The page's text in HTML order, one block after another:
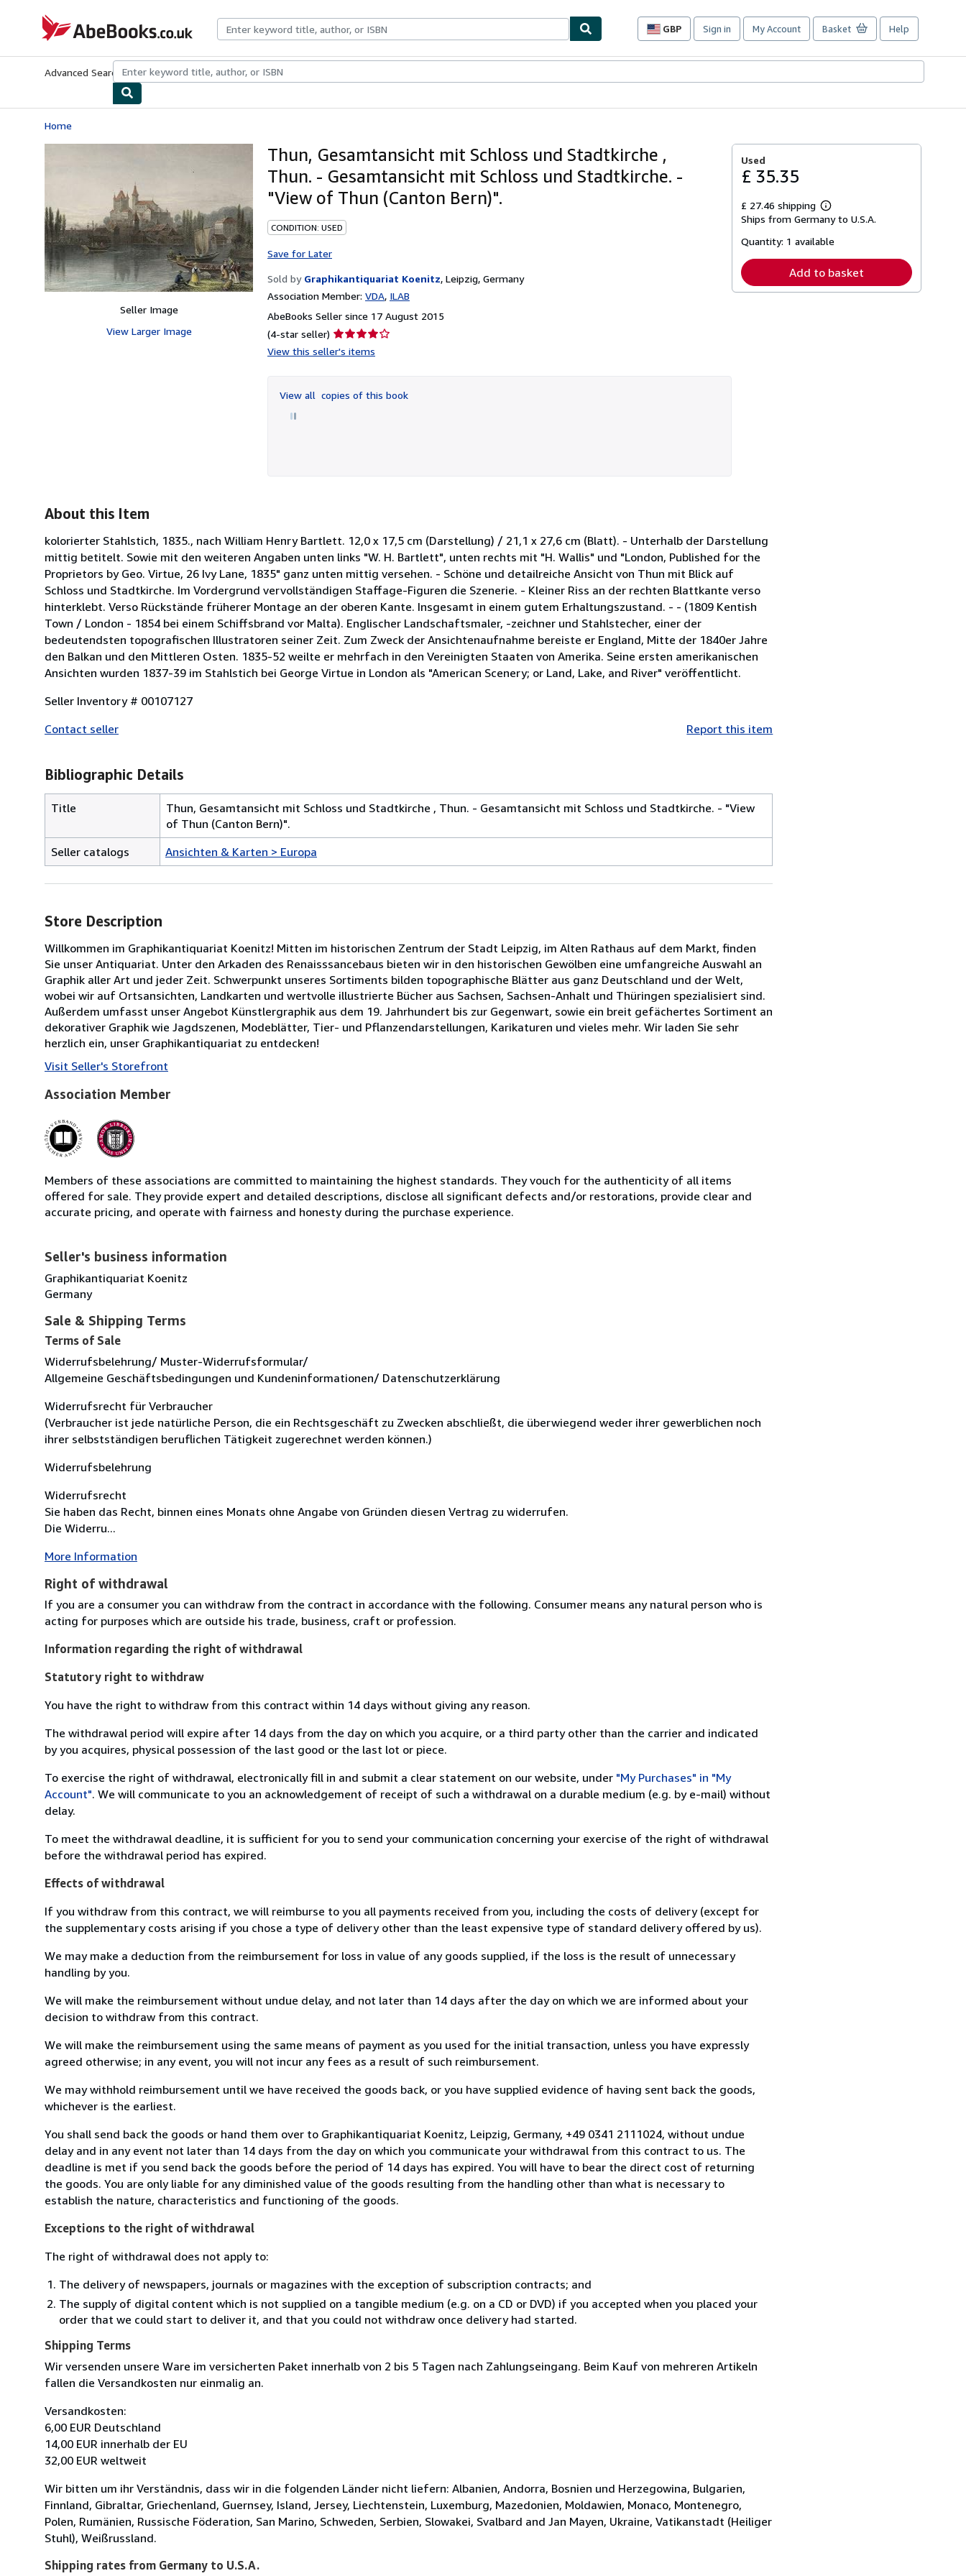
AbeBooks.co.uk
GBP
Site
preferences
Sign in My Account Basket Help
Advanced Search Browse CollectionsRare BooksArt & Collectables
Home
Seller Image
View Larger Image
Thun, Gesamtansicht mit Schloss und Stadtkirche ,
Thun. - Gesamtansicht mit Schloss und Stadtkirche. -
"View of Thun (Canton Bern)".
CONDITION: USED
Save for Later
Sold by Graphikantiquariat Koenitz, Leipzig, Germany
Association Member: VDA ILAB
AbeBooks Seller since 17 August 2015
(4-star seller) Seller
rating
of
5
View this seller's items
View all copies of this book
Used
£ 35.35
£ 27.46 shipping
Learn
more
shipping
Ships from Germany to U.S.A.
Quantity: 1 available
Add to basket
About this Item
kolorierter Stahlstich, 1835., nach William Henry Bartlett. 12,0 x 17,5 cm (Darstellung) / 21,1 x 27,6 cm (Blatt). - Unterhalb der Darstellung
mittig betitelt. Sowie mit den weiteren Angaben unten links "W. H. Bartlett", unten rechts mit "H. Wallis" und "London, Published for the
Proprietors by Geo. Virtue, 26 Ivy Lane, 1835" ganz unten mittig versehen. - Schöne und detailreiche Ansicht von Thun mit Blick auf
Schloss und Stadtkirche. Im Vordergrund vervollständigen Staffage-Figuren die Szenerie. - Kleiner Riss an der rechten Blattkante verso
hinterklebt. Verso Rückstände früherer Montage an der oberen Kante. Insgesamt in einem gutem Erhaltungszustand. - - (1809 Kentish
Town / London - 1854 bei einem Schiffsbrand vor Malta). Englischer Landschaftsmaler, -zeichner und Stahlstecher, einer der
bedeutendsten topografischen Illustratoren seiner Zeit. Zum Zweck der Ansichtenaufnahme bereiste er England, Mitte der 1840er Jahre
den Balkan und den Mittleren Osten. 1835-52 weilte er mehrfach in den Vereinigten Staaten von Amerika. Seine ersten amerikanischen
Ansichten wurden 1837-39 im Stahlstich bei George Virtue in London als "American Scenery; or Land, Lake, and River" veröffentlicht.
Seller Inventory # 00107127
Contact seller
Report this item
Bibliographic Details
Title
Thun, Gesamtansicht mit Schloss und Stadtkirche , Thun. - Gesamtansicht mit Schloss und Stadtkirche. - "View
of Thun (Canton Bern)".
Seller catalogs
Ansichten & Karten > Europa
Store Description
Willkommen im Graphikantiquariat Koenitz! Mitten im historischen Zentrum der Stadt Leipzig, im Alten Rathaus auf dem Markt, finden
Sie unser Antiquariat. Unter den Arkaden des Renaisssancebaus bieten wir in den historischen Gewölben eine umfangreiche Auswahl an
Graphik aller Art und jeder Zeit. Schwerpunkt unseres Sortiments bilden topographische Blätter aus ganz Deutschland und der Welt,
wobei wir auf Ortsansichten, Landkarten und wertvolle illustrierte Bücher aus Sachsen, Sachsen-Anhalt und Thüringen spezialisiert sind.
Außerdem umfasst unser Angebot Künstlergraphik aus dem 19. Jahrhundert bis zur Gegenwart, sowie ein breit gefächertes Sortiment an
dekorativer Graphik wie Jagdszenen, Modeblätter, Tier- und Pflanzendarstellungen, Karikaturen und vieles mehr. Wir laden Sie sehr
herzlich ein, unser Graphikantiquariat zu entdecken!
Visit Seller's Storefront
Association Member
Members of these associations are committed to maintaining the highest standards. They vouch for the authenticity of all items
offered for sale. They provide expert and detailed descriptions, disclose all significant defects and/or restorations, provide clear and
accurate pricing, and operate with fairness and honesty during the purchase experience.
Seller's business information
Graphikantiquariat Koenitz
Germany
Sale & Shipping Terms
Terms of Sale
Widerrufsbelehrung/ Muster-Widerrufsformular/
Allgemeine Geschäftsbedingungen und Kundeninformationen/ Datenschutzerklärung
Widerrufsrecht für Verbraucher
(Verbraucher ist jede natürliche Person, die ein Rechtsgeschäft zu Zwecken abschließt, die überwiegend weder ihrer gewerblichen noch
ihrer selbstständigen beruflichen Tätigkeit zugerechnet werden können.)
Widerrufsbelehrung
Widerrufsrecht
Sie haben das Recht, binnen eines Monats ohne Angabe von Gründen diesen Vertrag zu widerrufen.
Die Widerru...
More Information
Right of withdrawal
If you are a consumer you can withdraw from the contract in accordance with the following. Consumer means any natural person who is
acting for purposes which are outside his trade, business, craft or profession.
Information regarding the right of withdrawal
Statutory right to withdraw
You have the right to withdraw from this contract within 14 days without giving any reason.
The withdrawal period will expire after 14 days from the day on which you acquire, or a third party other than the carrier and indicated
by you acquires, physical possession of the last good or the last lot or piece.
To exercise the right of withdrawal, electronically fill in and submit a clear statement on our website, under "My Purchases" in "My
Account". We will communicate to you an acknowledgement of receipt of such a withdrawal on a durable medium (e.g. by e-mail) without
delay.
To meet the withdrawal deadline, it is sufficient for you to send your communication concerning your exercise of the right of withdrawal
before the withdrawal period has expired.
Effects of withdrawal
If you withdraw from this contract, we will reimburse to you all payments received from you, including the costs of delivery (except for
the supplementary costs arising if you chose a type of delivery other than the least expensive type of standard delivery offered by us).
We may make a deduction from the reimbursement for loss in value of any goods supplied, if the loss is the result of unnecessary
handling by you.
We will make the reimbursement without undue delay, and not later than 14 days after the day on which we are informed about your
decision to withdraw from this contract.
We will make the reimbursement using the same means of payment as you used for the initial transaction, unless you have expressly
agreed otherwise; in any event, you will not incur any fees as a result of such reimbursement.
We may withhold reimbursement until we have received the goods back, or you have supplied evidence of having sent back the goods,
whichever is the earliest.
You shall send back the goods or hand them over to Graphikantiquariat Koenitz, Leipzig, Germany, +49 0341 2111024, without undue
delay and in any event not later than 14 days from the day on which you communicate your withdrawal from this contract to us. The
deadline is met if you send back the goods before the period of 14 days has expired. You will have to bear the direct cost of returning
the goods. You are only liable for any diminished value of the goods resulting from the handling other than what is necessary to
establish the nature, characteristics and functioning of the goods.
Exceptions to the right of withdrawal
The right of withdrawal does not apply to:
The delivery of newspapers, journals or magazines with the exception of subscription contracts; and
The supply of digital content which is not supplied on a tangible medium (e.g. on a CD or DVD) if you accepted when you placed your
order that we could start to deliver it, and that you could not withdraw once delivery had started.
Shipping Terms
Wir versenden unsere Ware im versicherten Paket innerhalb von 2 bis 5 Tagen nach Zahlungseingang. Beim Kauf von mehreren Artikeln
fallen die Versandkosten nur einmalig an.
Versandkosten:
6,00 EUR Deutschland
14,00 EUR innerhalb der EU
32,00 EUR weltweit
Wir bitten um ihr Verständnis, dass wir in die folgenden Länder nicht liefern: Albanien, Andorra, Bosnien und Herzegowina, Bulgarien,
Finnland, Gibraltar, Griechenland, Guernsey, Island, Jersey, Liechtenstein, Luxemburg, Mazedonien, Moldawien, Monaco, Montenegro,
Polen, Rumänien, Russische Föderation, San Marino, Schweden, Serbien, Slowakei, Svalbard and Jan Mayen, Ukraine, Vatikanstadt (Heiliger
Stuhl), Weißrussland.
Shipping rates from Germany to U.S.A.